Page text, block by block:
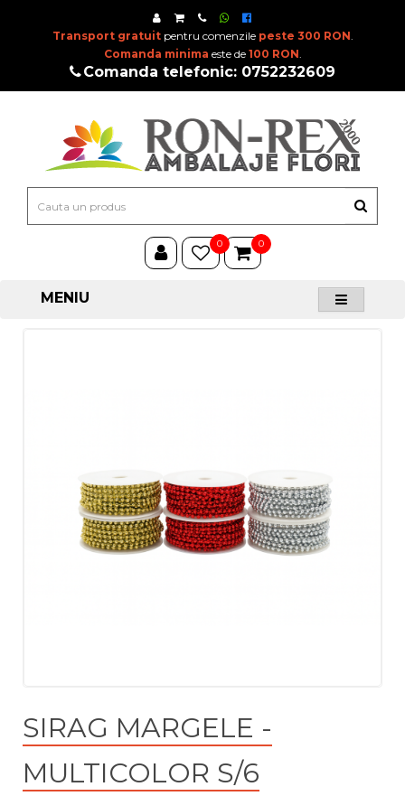
Transport gratuitpentru comenzile peste 300 RON.
Comanda minima este de 100 RON.
Comanda telefonic: 0752232609
0 0
MENIU
SIRAG MARGELE -
MULTICOLOR S/6